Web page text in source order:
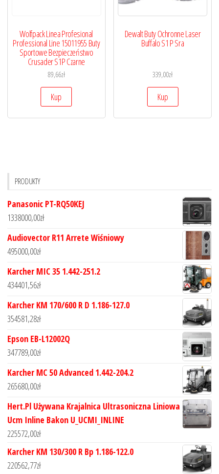
Wolfpack Linea Profesional
Professional Line 15011955 Buty
Sportowe Bezpieczeństwo
Crusader S1P Czarne
89,66zł
Kup
Dewalt Buty Ochronne Laser
Buffalo S1 P Sra
339,00zł
Kup
PRODUKTY
Panasonic PT-RQ50KEJ
1338000,00zł
Audiovector R11 Arrete Wiśniowy
495000,00zł
Karcher MIC 35 1.442-251.2
434401,56zł
Karcher KM 170/600 R D 1.186-127.0
354581,28zł
Epson EB-L12002Q
347789,00zł
Karcher MC 50 Advanced 1.442-204.2
265680,00zł
Hert.Pl Używana Krajalnica Ultrasoniczna Liniowa
Ucm Inline Bakon U_UCMI_INLINE
225572,00zł
Karcher KM 130/300 R Bp 1.186-122.0
220562,77zł